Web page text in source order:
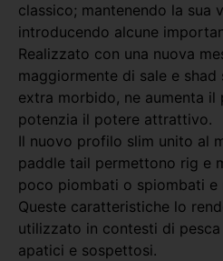
classico; mantenendo la sua
introducendo alcune
Realizzato con una nuova
maggiormente di sale e shad
extra morbido, ne aumenta il
potenzia il potere attrattivo.
Il nuovo profilo slim unito al
paddle tail permettono rig e
poco piombati o spiombati e
Queste caratteristiche lo
utilizzato in contesti di
apatici e sospettosi.